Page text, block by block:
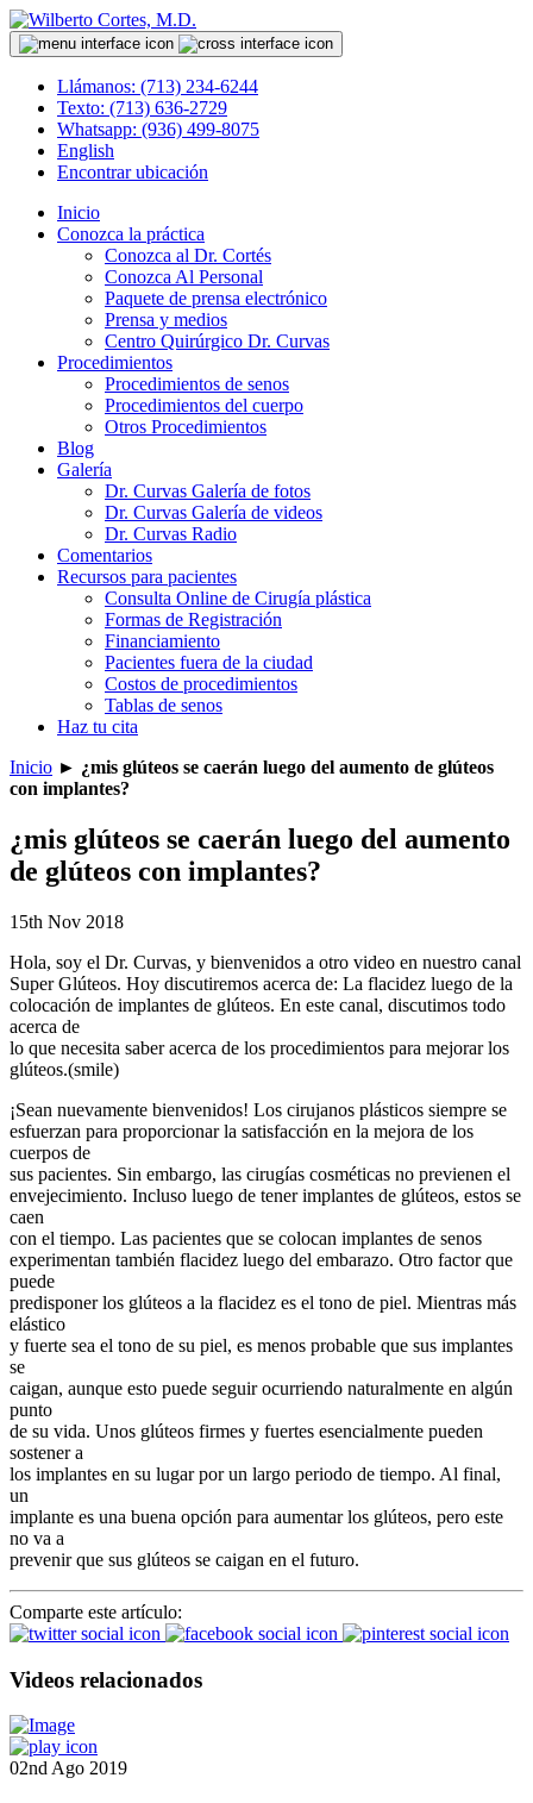
Llámanos: (713) 234-6244
Texto: (713) 636-2729
Whatsapp: (936) 499-8075
English
Encontrar ubicación
Inicio
Conozca la práctica
Conozca al Dr. Cortés
Conozca Al Personal
Paquete de prensa electrónico
Prensa y medios
Centro Quirúrgico Dr. Curvas
Procedimientos
Procedimientos de senos
Procedimientos del cuerpo
Otros Procedimientos
Blog
Galería
Dr. Curvas Galería de fotos
Dr. Curvas Galería de videos
Dr. Curvas Radio
Comentarios
Recursos para pacientes
Consulta Online de Cirugía plástica
Formas de Registración
Financiamiento
Pacientes fuera de la ciudad
Costos de procedimientos
Tablas de senos
Haz tu cita
Inicio ► ¿mis glúteos se caerán luego del aumento de glúteos
con implantes?
¿mis glúteos se caerán luego del aumento
de glúteos con implantes?
15th Nov 2018
Hola, soy el Dr. Curvas, y bienvenidos a otro video en nuestro canal
Super Glúteos. Hoy discutiremos acerca de: La flacidez luego de la
colocación de implantes de glúteos. En este canal, discutimos todo
acerca de
lo que necesita saber acerca de los procedimientos para mejorar los
glúteos.(smile)
¡Sean nuevamente bienvenidos! Los cirujanos plásticos siempre se
esfuerzan para proporcionar la satisfacción en la mejora de los
cuerpos de
sus pacientes. Sin embargo, las cirugías cosméticas no previenen el
envejecimiento. Incluso luego de tener implantes de glúteos, estos se
caen
con el tiempo. Las pacientes que se colocan implantes de senos
experimentan también flacidez luego del embarazo. Otro factor que
puede
predisponer los glúteos a la flacidez es el tono de piel. Mientras más
elástico
y fuerte sea el tono de su piel, es menos probable que sus implantes
se
caigan, aunque esto puede seguir ocurriendo naturalmente en algún
punto
de su vida. Unos glúteos firmes y fuertes esencialmente pueden
sostener a
los implantes en su lugar por un largo periodo de tiempo. Al final,
un
implante es una buena opción para aumentar los glúteos, pero este
no va a
prevenir que sus glúteos se caigan en el futuro.
Comparte este artículo:
Videos relacionados
02nd Ago 2019